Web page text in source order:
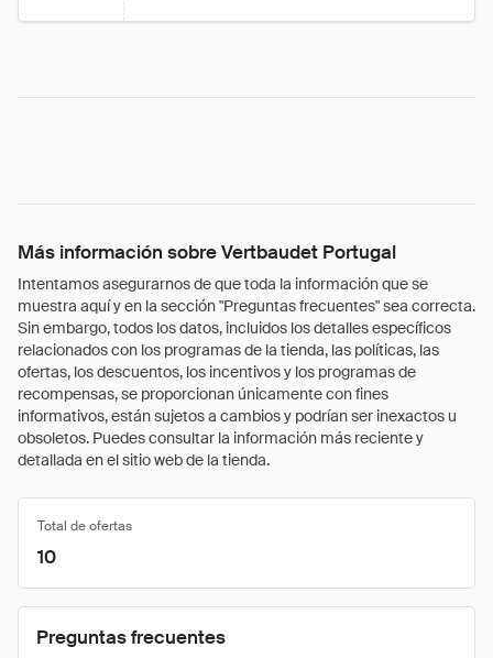
Más información sobre Vertbaudet Portugal
Intentamos asegurarnos de que toda la información que se
muestra aquí y en la sección "Preguntas frecuentes" sea correcta.
Sin embargo, todos los datos, incluidos los detalles específicos
relacionados con los programas de la tienda, las políticas, las
ofertas, los descuentos, los incentivos y los programas de
recompensas, se proporcionan únicamente con fines
informativos, están sujetos a cambios y podrían ser inexactos u
obsoletos. Puedes consultar la información más reciente y
detallada en el sitio web de la tienda.
Total de ofertas
10
Preguntas frecuentes